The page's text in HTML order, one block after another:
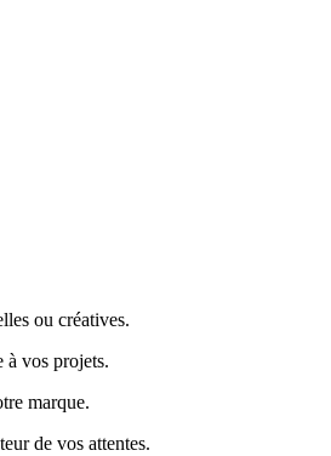
ou créatives.
à vos projets.
marque.
de vos attentes.